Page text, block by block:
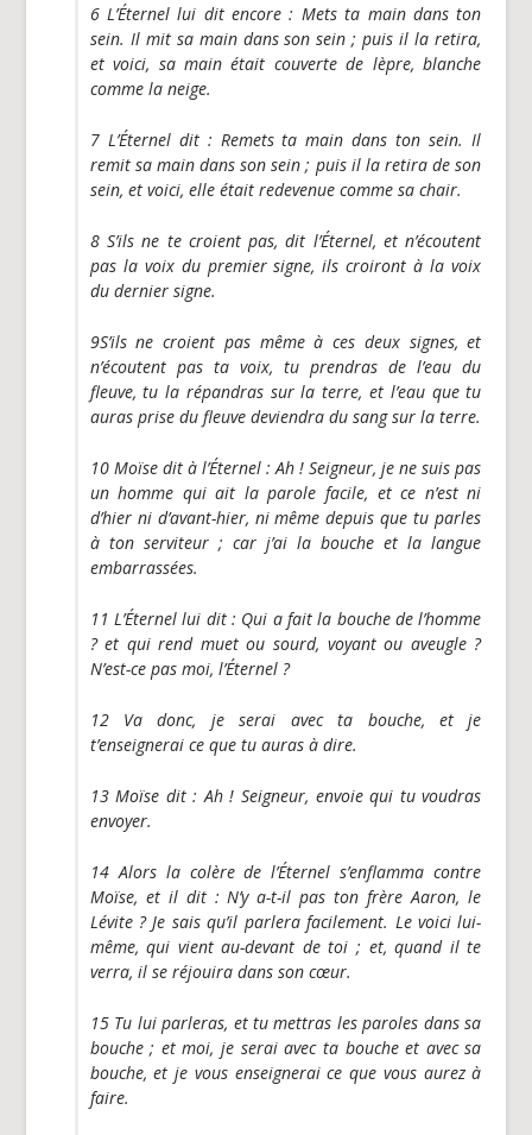
6 L’Éternel lui dit encore : Mets ta main dans ton
sein. Il mit sa main dans son sein ; puis il la retira,
et voici, sa main était couverte de lèpre, blanche
comme la neige.
7 L’Éternel dit : Remets ta main dans ton sein. Il
remit sa main dans son sein ; puis il la retira de son
sein, et voici, elle était redevenue comme sa chair.
8 S’ils ne te croient pas, dit l’Éternel, et n’écoutent
pas la voix du premier signe, ils croiront à la voix
du dernier signe.
9S’ils ne croient pas même à ces deux signes, et
n’écoutent pas ta voix, tu prendras de l’eau du
fleuve, tu la répandras sur la terre, et l’eau que tu
auras prise du fleuve deviendra du sang sur la terre.
10 Moïse dit à l’Éternel : Ah ! Seigneur, je ne suis pas
un homme qui ait la parole facile, et ce n’est ni
d’hier ni d’avant-hier, ni même depuis que tu parles
à ton serviteur ; car j’ai la bouche et la langue
embarrassées.
11 L’Éternel lui dit : Qui a fait la bouche de l’homme
? et qui rend muet ou sourd, voyant ou aveugle ?
N’est-ce pas moi, l’Éternel ?
12 Va donc, je serai avec ta bouche, et je
t’enseignerai ce que tu auras à dire.
13 Moïse dit : Ah ! Seigneur, envoie qui tu voudras
envoyer.
14 Alors la colère de l’Éternel s’enflamma contre
Moïse, et il dit : N’y a-t-il pas ton frère Aaron, le
Lévite ? Je sais qu’il parlera facilement. Le voici lui-
même, qui vient au-devant de toi ; et, quand il te
verra, il se réjouira dans son cœur.
15 Tu lui parleras, et tu mettras les paroles dans sa
bouche ; et moi, je serai avec ta bouche et avec sa
bouche, et je vous enseignerai ce que vous aurez à
faire.